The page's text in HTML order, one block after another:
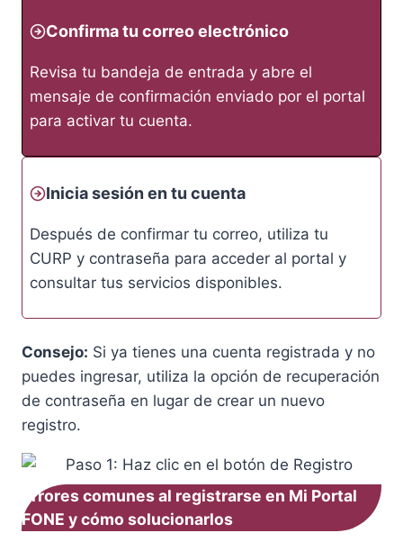
Confirma tu correo electrónico
Revisa tu bandeja de entrada y abre el
mensaje de confirmación enviado por el portal
para activar tu cuenta.
Inicia sesión en tu cuenta
Después de confirmar tu correo, utiliza tu
CURP y contraseña para acceder al portal y
consultar tus servicios disponibles.
Consejo: Si ya tienes una cuenta registrada y no
puedes ingresar, utiliza la opción de recuperación
de contraseña en lugar de crear un nuevo
registro.
Errores comunes al registrarse en Mi Portal
FONE y cómo solucionarlos